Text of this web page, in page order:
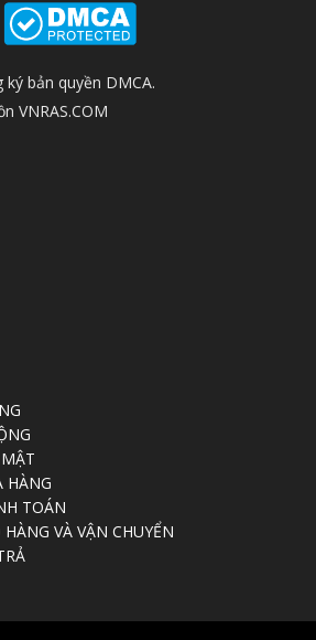
bản quyền DMCA.
VNRAS.COM
HÀNG
TOÁN
VÀ VẬN CHUYỂN